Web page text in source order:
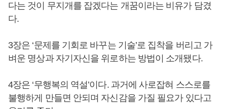
다는 것이 무지개를 잡겠다는 개꿈이라는 비유가 담겼
다.
3장은 ‘문제를 기회로 바꾸는 기술’로 집착을 버리고 가
벼운 명상과 자기자신을 위로하는 방법이 소개됐다.
4장은 ‘무행복의 역설’이다. 과거에 사로잡혀 스스로를
불행하게 만들면 안되며 자신감을 가질 필요가 있다고